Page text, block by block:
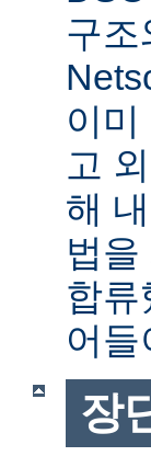
구조
이
고
해
법
합류
어
장